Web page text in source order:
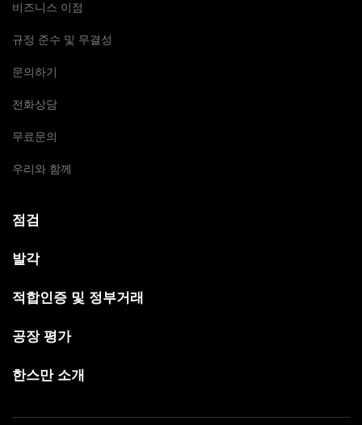
비즈니스 이점
규정 준수 및 무결성
문의하기
전화상담
무료문의
우리와 함께
점검
발각
적합인증 및 정부거래
공장 평가
한스만 소개